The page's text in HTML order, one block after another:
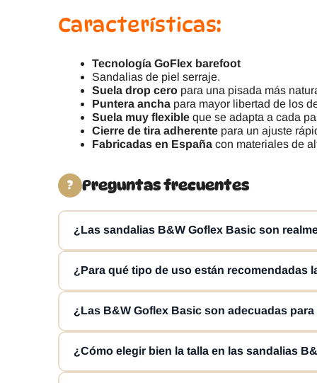
Características:
Tecnología GoFlex barefoot
Sandalias de piel serraje.
Suela drop cero para una pisada más
Puntera ancha para mayor libertad de los
Suela muy flexible que se adapta a cada
Cierre de tira adherente para un ajuste
Fabricadas en España con materiales de
? Preguntas frecuentes
¿Las sandalias B&W Goflex Basic son
Sí, las Break & Walk GoFlex Basic reúnen las
gran flexibilidad y una estructura pensada para
¿Para qué tipo de uso están recomendadas
Estas sandalias barefoot con velcro son una
rutinas cotidianas en las que se busca un calzado
¿Las B&W Goflex Basic son adecuadas
Sí, uno de los puntos fuertes de las sandalias
en una opción muy interesante para quienes
¿Cómo elegir bien la talla en las sandalias